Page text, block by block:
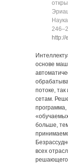
основе
потоке,
сетам.
программа,
больше,
всех
решающего